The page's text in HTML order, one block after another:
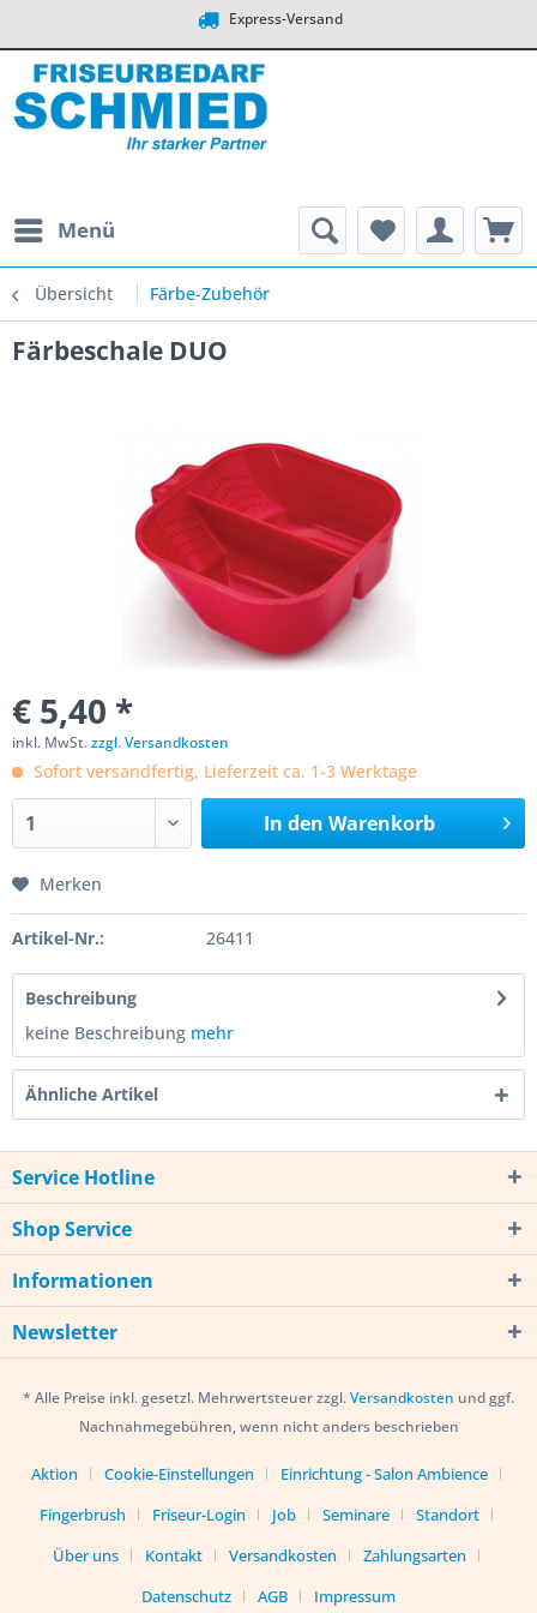
Express-Versand
Menü
Übersicht Färbe-Zubehör
Färbeschale DUO
€ 5,40 *
inkl. MwSt.zzgl. Versandkosten
Sofort versandfertig, Lieferzeit ca. 1-3 Werktage
In den Warenkorb
Merken
Artikel-Nr.: 26411
Beschreibung
keine Beschreibung mehr
Ähnliche Artikel
Service Hotline
Shop Service
Informationen
Newsletter
* Alle Preise inkl. gesetzl. Mehrwertsteuer zzgl.Versandkosten und ggf.
Nachnahmegebühren, wenn nicht anders beschrieben
Aktion Cookie-Einstellungen
Einrichtung - Salon Ambience
Fingerbrush
Friseur-Login Job Seminare
Standort
Über uns
Kontakt Versandkosten
Zahlungsarten
Datenschutz
AGB Impressum